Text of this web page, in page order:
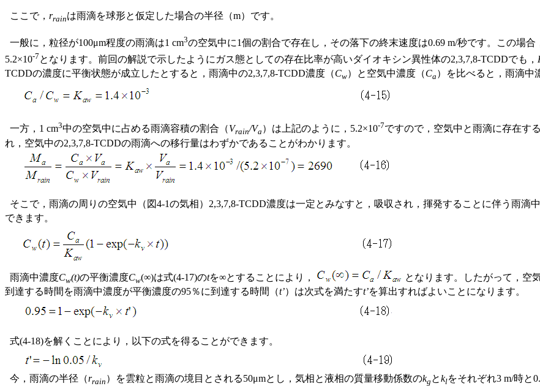
ここで， rrainは雨滴を球形と仮定した場合の半径（m）です。
一般に，粒径が100μm程度の雨滴は1 cm3の空気中に1個の割合で存在し，その落下の終末速度は0.69 m/秒です。この場合
5.2×10-7 となります。前回の解説で示したようにガス態としての存在比率が高いダイオキシン異性体の2,3,7,8-TCDDでも，
TCDDの濃度に平衡状態が成立したとすると，雨滴中の2,3,7,8-TCDD濃度（Cw）と空気中濃度（Ca ）を比べると，雨滴中
一方，1 cm3中の空気中に占める雨滴容積の割合（Vrain/Va ）は上記のように，5.2×10-7ですので，空気中と雨滴に存在す
れ，空気中の2,3,7,8-TCDDの雨滴への移行量はわずかであることがわかります。
そこで，雨滴の周りの空気中（図4-1の気相）2,3,7,8-TCDD濃度は一定とみなすと，吸収され，揮発することに伴う雨滴
できます。
雨滴中濃度Cw(t)の平衡濃度Cw(∞)は式(4-17)のtを∞とすることにより，
となります。したがって，空
到達する時間を雨滴中濃度が平衡濃度の95％に到達する時間（t’）は次式を満たすt’を算出すればよいことになります。
式(4-18)を解くことにより，以下の式を得ることができます。
今，雨滴の半径（rrain ）を雲粒と雨滴の境目とされる50μmとし，気相と液相の質量移動係数のkg とklをそれぞれ3 m/時と